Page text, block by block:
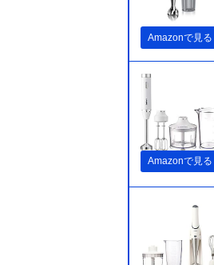
Amazonで見る
Amazonで見る